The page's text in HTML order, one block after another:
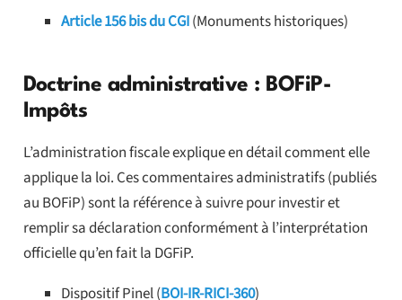
Article 156 bis du CGI(Monuments historiques)
Doctrine administrative : BOFiP-
Impôts
L’administration fiscale explique en détail comment elle
applique la loi. Ces commentaires administratifs (publiés
au BOFiP) sont la référence à suivre pour investir et
remplir sa déclaration conformément à l’interprétation
officielle qu’en fait la DGFiP.
Dispositif Pinel (BOI-IR-RICI-360)